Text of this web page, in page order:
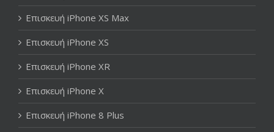
Επισκευή iPhone XS Max
Επισκευή iPhone XS
Επισκευή iPhone XR
Επισκευή iPhone X
Επισκευή iPhone 8 Plus